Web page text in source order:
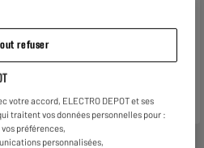
refuser
votre accord, ELECTRO DEPOT et ses
traitent vos données personnelles pour :
préférences,
personnalisées,